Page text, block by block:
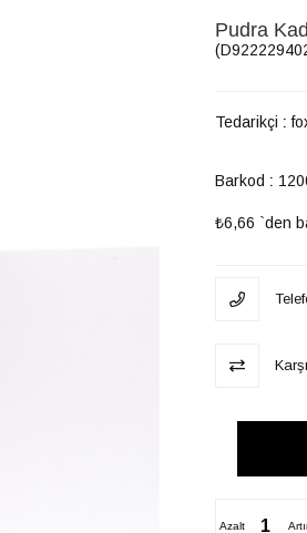
Pudra
Tedarikçi :
Barkod :
₺6,66 `den
Azalt